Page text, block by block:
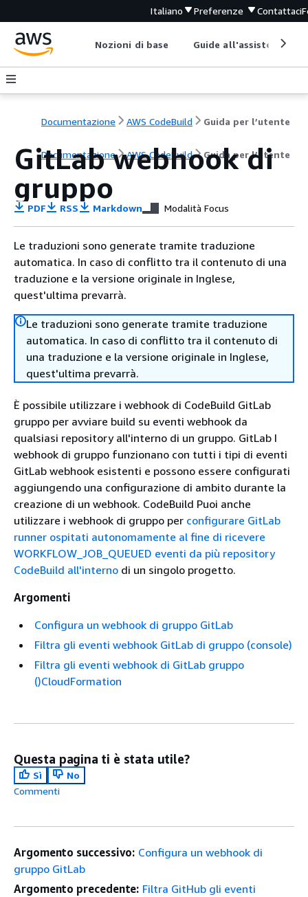
Italiano Preferenze Contattaci
Nozioni di base Guide all'assistenza
Documentazione AWS CodeBuild Guida per l’utente
Documentazione AWS CodeBuild Guida per l’utente
GitLab webhook di
gruppo
PDF RSS Markdown Modalità Focus
Le traduzioni sono generate tramite traduzione
automatica. In caso di conflitto tra il contenuto di una
traduzione e la versione originale in Inglese,
quest'ultima prevarrà.
Le traduzioni sono generate tramite traduzione
automatica. In caso di conflitto tra il contenuto di
una traduzione e la versione originale in Inglese,
quest'ultima prevarrà.
È possibile utilizzare i webhook di CodeBuild GitLab
gruppo per avviare build su eventi webhook da
qualsiasi repository all'interno di un gruppo. GitLab I
webhook di gruppo funzionano con tutti i tipi di eventi
GitLab webhook esistenti e possono essere configurati
aggiungendo una configurazione di ambito durante la
creazione di un webhook. CodeBuild Puoi anche
utilizzare i webhook di gruppo per configurare GitLab
runner ospitati autonomamente al fine di ricevere
WORKFLOW_JOB_QUEUED eventi da più repository
CodeBuild all'interno di un singolo progetto.
Argomenti
Configura un webhook di gruppo GitLab
Filtra gli eventi webhook GitLab di gruppo (console)
Filtra gli eventi webhook di GitLab gruppo
()CloudFormation
Questa pagina ti è stata utile?
Sì
No
Commenti
Argomento successivo: Configura un webhook di
gruppo GitLab
Argomento precedente: Filtra GitHub gli eventi